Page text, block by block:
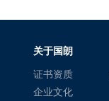
关于国朗
证书资质
企业文化